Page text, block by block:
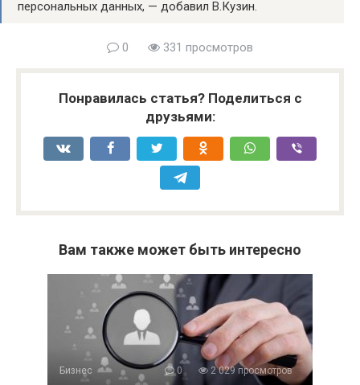
персональных данных, — добавил В.Кузин.
0 331 просмотров
Понравилась статья? Поделиться с
друзьями:
Вам также может быть интересно
Бизнес 0 2 029 просмотров